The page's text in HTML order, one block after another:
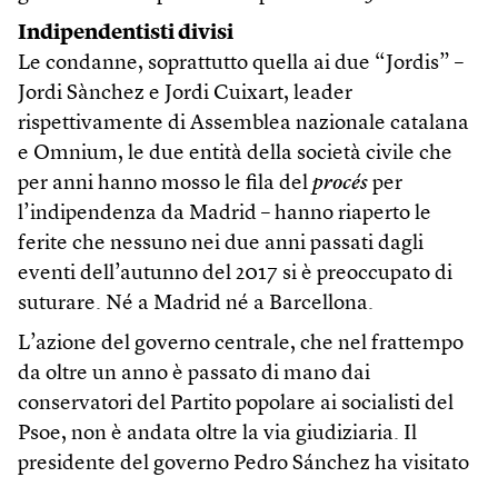
Indipendentisti divisi
Le condanne, soprattutto quella ai due “Jordis” –
Jordi Sànchez e Jordi Cuixart, leader
rispettivamente di Assemblea nazionale catalana
e Omnium, le due entità della società civile che
per anni hanno mosso le fila del procés per
l’indipendenza da Madrid – hanno riaperto le
ferite che nessuno nei due anni passati dagli
eventi dell’autunno del 2017 si è preoccupato di
suturare. Né a Madrid né a Barcellona.
L’azione del governo centrale, che nel frattempo
da oltre un anno è passato di mano dai
conservatori del Partito popolare ai socialisti del
Psoe, non è andata oltre la via giudiziaria. Il
presidente del governo Pedro Sánchez ha visitato